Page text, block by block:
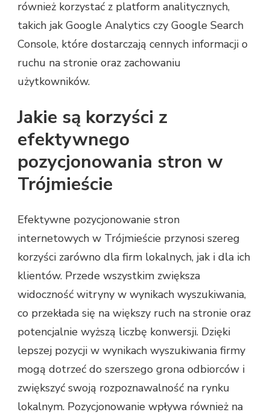
również korzystać z platform analitycznych,
takich jak Google Analytics czy Google Search
Console, które dostarczają cennych informacji o
ruchu na stronie oraz zachowaniu
użytkowników.
Jakie są korzyści z
efektywnego
pozycjonowania stron w
Trójmieście
Efektywne pozycjonowanie stron
internetowych w Trójmieście przynosi szereg
korzyści zarówno dla firm lokalnych, jak i dla ich
klientów. Przede wszystkim zwiększa
widoczność witryny w wynikach wyszukiwania,
co przekłada się na większy ruch na stronie oraz
potencjalnie wyższą liczbę konwersji. Dzięki
lepszej pozycji w wynikach wyszukiwania firmy
mogą dotrzeć do szerszego grona odbiorców i
zwiększyć swoją rozpoznawalność na rynku
lokalnym. Pozycjonowanie wpływa również na